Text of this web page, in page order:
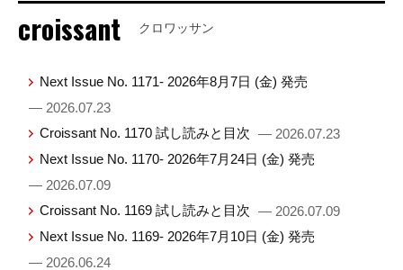
croissant クロワッサン
Next Issue No. 1171- 2026年8月7日 (金) 発売
— 2026.07.23
Croissant No. 1170 試し読みと目次 — 2026.07.23
Next Issue No. 1170- 2026年7月24日 (金) 発売
— 2026.07.09
Croissant No. 1169 試し読みと目次 — 2026.07.09
Next Issue No. 1169- 2026年7月10日 (金) 発売
— 2026.06.24